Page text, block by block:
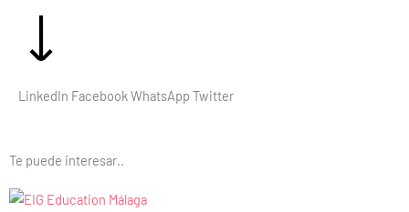
LinkedIn FacebookWhatsApp Twitter
Te puede interesar..